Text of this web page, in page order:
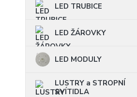
LED TRUBICE
LED ŽÁROVKY
LED MODULY
LUSTRY a STROPNÍ
SVÍTIDLA